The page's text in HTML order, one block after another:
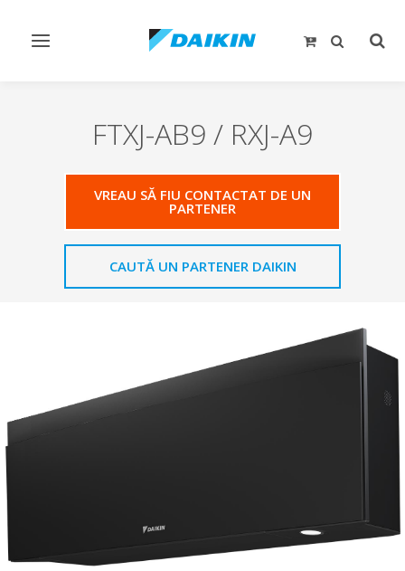
Comutare
FTXJ-AB9 / RXJ-A9
VREAU SĂ FIU CONTACTAT DE UN
PARTENER
CAUTĂ UN PARTENER DAIKIN